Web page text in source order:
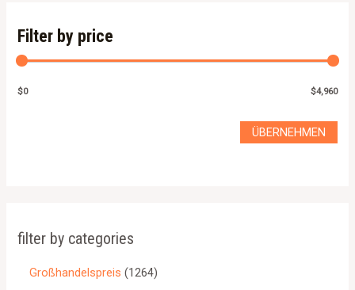
Filter by price
$0 $4,960
ÜBERNEHMEN
filter by categories
Großhandelspreis
1264